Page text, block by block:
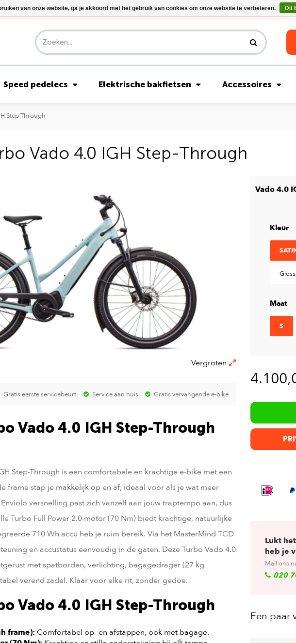
Riese & Müller Nevo5 Silent Core nu direct uit voorraad leverbaar!
Speed pedelecs Elektrische bakfietsen Accessoires
Step-Through
Vado 4.0 IGH Step-Through
Vergroten
Gratis eerste servicebeurt Service aan huis Gratis vervangende e-bike
Vado 4.0 IGH Step-Through
Step-Through is een comfortabele en krachtige e-bike met een
frame stap je makkelijk op en af, ideaal voor als je wat meer
versnelling past zich vanzelf aan jouw traptempo aan, dus
Turbo Full Power 2.0 motor (70 Nm) biedt krachtige, natuurlijke
710 Wh accu heb je ruim bereik. Via het MasterMind TCD
en accustatus eenvoudig in de gaten. Deze Turbo Vado 4.0
met spatborden, verlichting, bagagedrager (27 kg
verend zadel. Klaar voor elke rit, zonder gedoe.
Vado 4.0 IGH Step-Through
frame): Comfortabel op- en afstappen, ook met bagage.
Vado 4.0
Kleur
Maat
S
Lukt
heb je
Mail ons
020
Een paar
van onze website, ga je akkoord met het gebruik van cookies om onze website te verbeteren. Dit